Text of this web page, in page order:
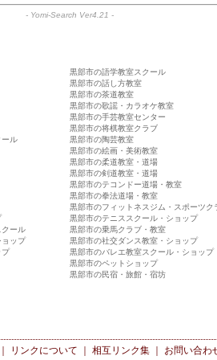
- Yomi-Search Ver4.21 -
黒部市の語学教室スクール
黒部市の話し方教室
黒部市の茶道教室
黒部市の歌謡・カラオケ教室
黒部市の手芸教室センター
黒部市の将棋教室クラブ
ール
黒部市の陶芸教室
黒部市の絵画・美術教室
黒部市の柔道教室・道場
黒部市の剣道教室・道場
黒部市のテコンドー道場・教室
黒部市の拳法道場・教室
黒部市のフィットネスジム・スポーツク
黒部市のテニススクール・ショップ
クール
黒部市の乗馬クラブ・教室
ョップ
黒部市の社交ダンス教室・ショップ
プ
黒部市のバレエ教室スクール・ショップ
黒部市のペットショップ
黒部市の民宿・旅館・宿坊
リンクについて 相互リンク集｜ お問い合わ